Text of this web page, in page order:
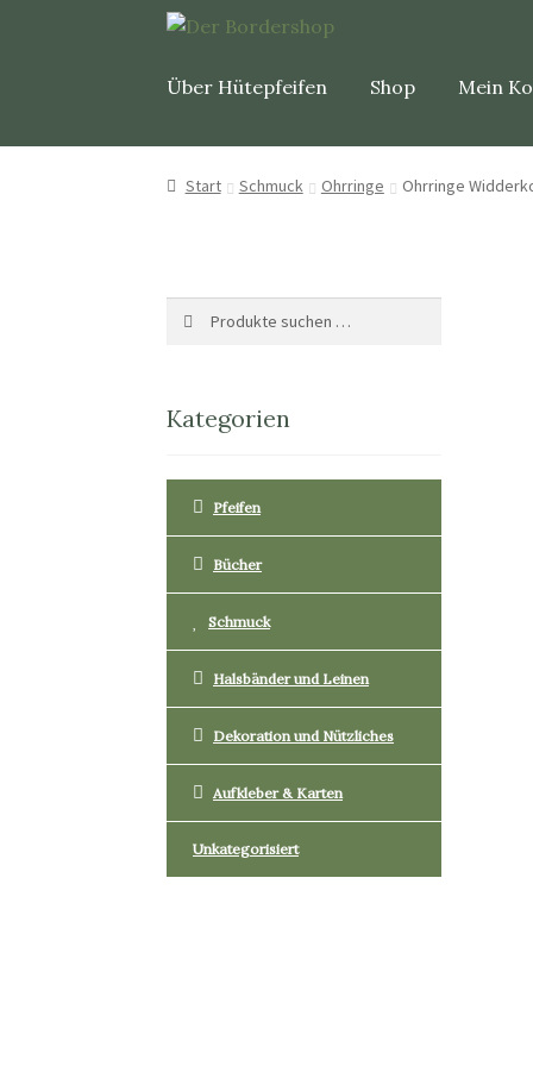
Über Hütepfeifen Shop Mein
Start Schmuck Ohrringe Ohrringe
Kategorien
Pfeifen
Bücher
Schmuck
Halsbänder und Leinen
Dekoration und Nützliches
Aufkleber & Karten
Unkategorisiert